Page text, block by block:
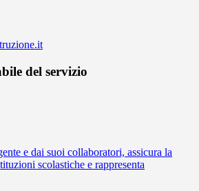
del servizio
e dai suoi collaboratori, assicura la
scolastiche e rappresenta